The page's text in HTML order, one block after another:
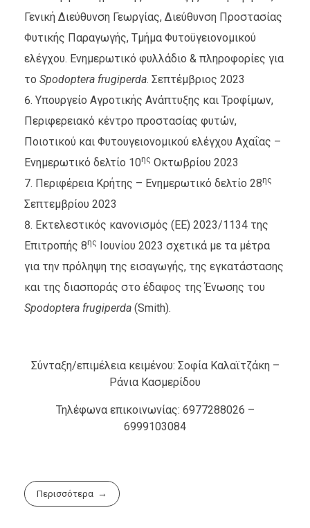
Γενική Διεύθυνση Γεωργίας, Διεύθυνση Προστασίας
Φυτικής Παραγωγής, Τμήμα Φυτοϋγειονομικού
ελέγχου. Ενημερωτικό φυλλάδιο & πληροφορίες για
το Spodoptera frugiperda. Σεπτέμβριος 2023
Υπουργείο Αγροτικής Ανάπτυξης και Τροφίμων,
Περιφερειακό κέντρο προστασίας φυτών,
Ποιοτικού και Φυτουγειονομικού ελέγχου Αχαΐας –
Ενημερωτικό δελτίο 10ης Οκτωβρίου 2023
Περιφέρεια Κρήτης – Ενημερωτικό δελτίο 28ης
Σεπτεμβρίου 2023
Εκτελεστικός κανονισμός (ΕΕ) 2023/1134 της
Επιτροπής 8ης
Ιουνίου 2023 σχετικά με τα μέτρα
για την πρόληψη της εισαγωγής, της εγκατάστασης
και της διασποράς στο έδαφος της Ένωσης του
Spodoptera frugiperda (Smith).
Σύνταξη/επιμέλεια κειμένου: Σοφία Καλαϊτζάκη –
Ράνια Κασμερίδου
Τηλέφωνα επικοινωνίας: 6977288026 –
6999103084
Περισσότερα